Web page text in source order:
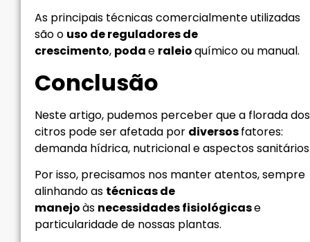
As principais técnicas comercialmente utilizadas
são o uso de reguladores de
crescimento, podae raleioquímico ou manual.
Conclusão
Neste artigo, pudemos perceber que a florada dos
citros pode ser afetada por diversosfatores:
demanda hídrica, nutricional e aspectos
Por isso, precisamos nos manter atentos, sempre
alinhando as técnicas de
manejoàs necessidades fisiológicase
particularidade de nossas plantas.